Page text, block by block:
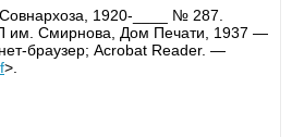
1920-____ № 287.
им. Смирнова, Дом Печати, 1937 —
браузер; Acrobat Reader. —
>.